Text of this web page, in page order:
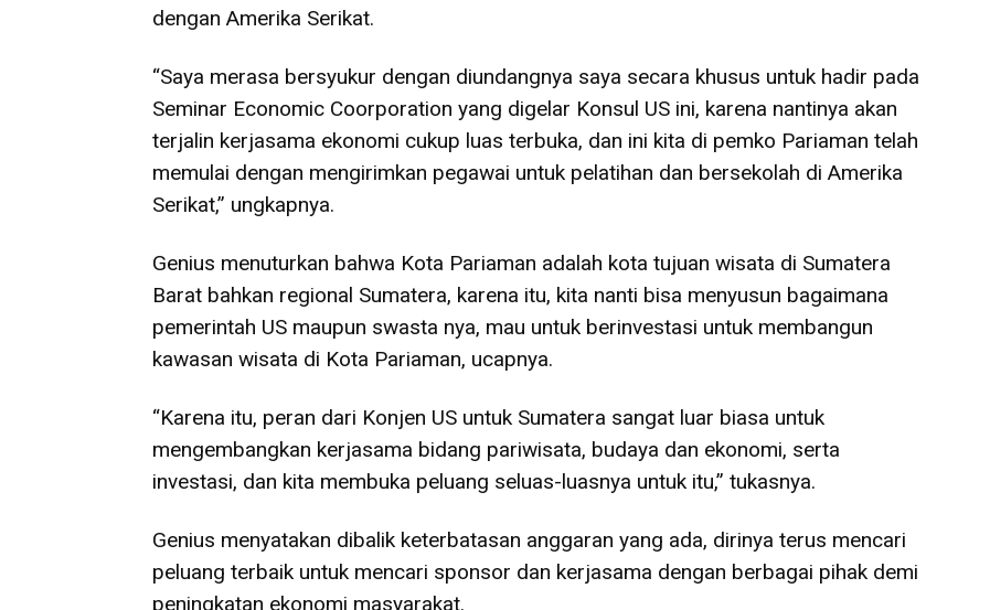
dengan Amerika Serikat.
“Saya merasa bersyukur dengan diundangnya saya secara khusus untuk hadir pada
Seminar Economic Coorporation yang digelar Konsul US ini, karena nantinya akan
terjalin kerjasama ekonomi cukup luas terbuka, dan ini kita di pemko Pariaman telah
memulai dengan mengirimkan pegawai untuk pelatihan dan bersekolah di Amerika
Serikat,” ungkapnya.
Genius menuturkan bahwa Kota Pariaman adalah kota tujuan wisata di Sumatera
Barat bahkan regional Sumatera, karena itu, kita nanti bisa menyusun bagaimana
pemerintah US maupun swasta nya, mau untuk berinvestasi untuk membangun
kawasan wisata di Kota Pariaman, ucapnya.
“Karena itu, peran dari Konjen US untuk Sumatera sangat luar biasa untuk
mengembangkan kerjasama bidang pariwisata, budaya dan ekonomi, serta
investasi, dan kita membuka peluang seluas-luasnya untuk itu,” tukasnya.
Genius menyatakan dibalik keterbatasan anggaran yang ada, dirinya terus mencari
peluang terbaik untuk mencari sponsor dan kerjasama dengan berbagai pihak demi
peningkatan ekonomi masyarakat.